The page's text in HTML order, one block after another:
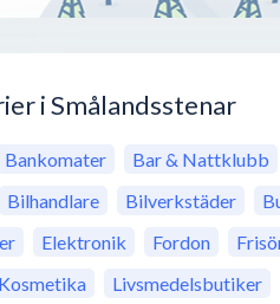
i Smålandsstenar
Bankomater Bar & Nattklubb
Bilhandlare Bilverkstäder
Elektronik Fordon
Kosmetika
Livsmedelsbutiker